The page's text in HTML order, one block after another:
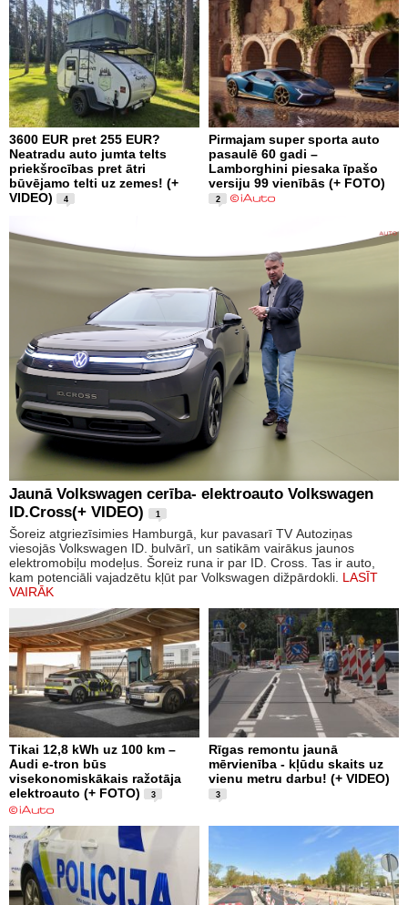
3600 EUR pret 255 EUR?
Neatradu auto jumta telts
priekšrocības pret ātri
būvējamo telti uz zemes! (+
VIDEO)
4
Pirmajam super sporta auto
pasaulē 60 gadi –
Lamborghini piesaka īpašo
versiju 99 vienībās (+ FOTO)
2
Jaunā Volkswagen cerība- elektroauto Volkswagen
ID.Cross(+ VIDEO)
1
Šoreiz atgriezīsimies Hamburgā, kur pavasarī TV Autoziņas
viesojās Volkswagen ID. bulvārī, un satikām vairākus jaunos
elektromobiļu modeļus. Šoreiz runa ir par ID. Cross. Tas ir auto,
kam potenciāli vajadzētu kļūt par Volkswagen dižpārdokli. LASĪT
VAIRĀK
Tikai 12,8 kWh uz 100 km –
Audi e-tron būs
visekonomiskākais ražotāja
elektroauto (+ FOTO)
3
Rīgas remontu jaunā
mērvienība - kļūdu skaits uz
vienu metru darbu! (+ VIDEO)
3